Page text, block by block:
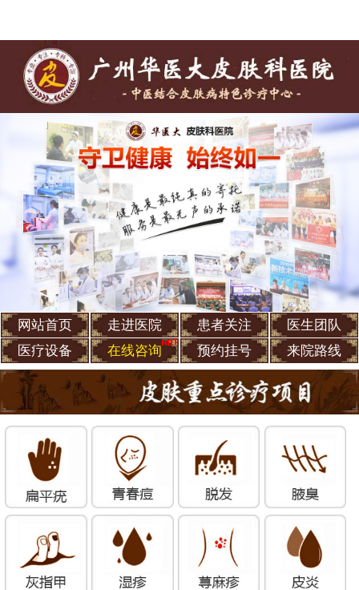
网站首页 走进医院 患者关注
医生团队
医疗设备
在线咨询 预约挂号 来院路线